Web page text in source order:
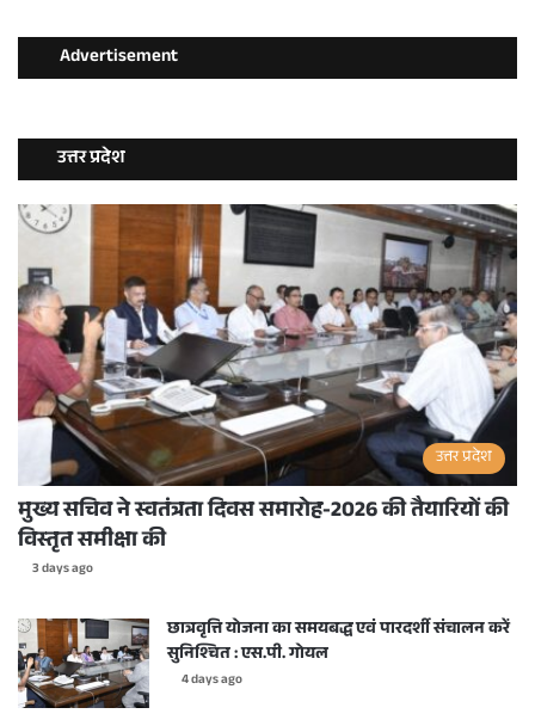
Advertisement
उत्तर प्रदेश
उत्तर प्रदेश
मुख्य सचिव ने स्वतंत्रता दिवस समारोह-2026 की तैयारियों की
विस्तृत समीक्षा की
3 days ago
छात्रवृत्ति योजना का समयबद्ध एवं पारदर्शी संचालन करें
सुनिश्चित : एस.पी. गोयल
4 days ago